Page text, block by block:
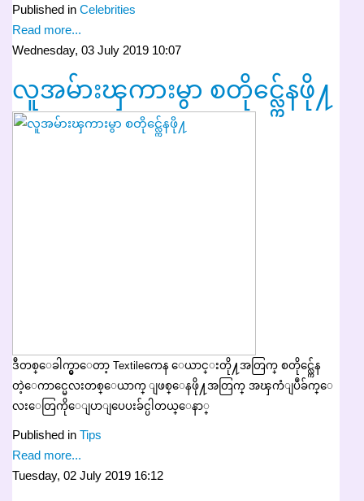
Published in Celebrities
Read more...
Wednesday, 03 July 2019 10:07
လူအမ်ားၾကားမွာ စတိုင္လ္က်ေနဖို႔
ဒီတစ္ေခါက္မွာေတာ့ Textileကေန ေယာင္းတို႔အတြက္ စတိုင္လ္က်ေန
တဲ့ေကာင္မေလးတစ္ေယာက္ ျဖစ္ေနဖို႔အတြက္ အၾကံျပဳခ်က္ေ
လးေတြကိုေျပာျပေပးခ်င္ပါတယ္ေနာ္
Published in Tips
Read more...
Tuesday, 02 July 2019 16:12